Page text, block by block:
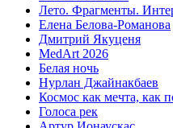
Лето. Фрагменты.
Елена Белова-Романова
Дмитрий Якуценя
MedArt 2026
Белая ночь
Нурлан Джайнакбаев
Космос как мечта, как
Голоса рек